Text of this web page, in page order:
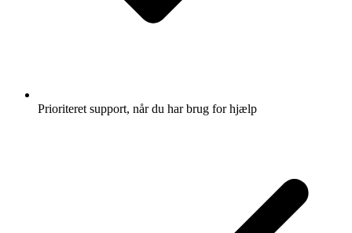
Prioriteret support, når du har brug for hjælp